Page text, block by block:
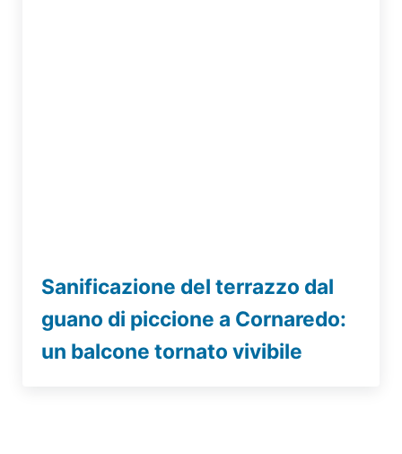
Sanificazione del terrazzo dal
guano di piccione a Cornaredo:
un balcone tornato vivibile